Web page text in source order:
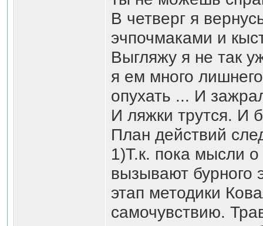
В четверг я
эчпочмаками и
Выгляжу я не так
я ем много
опухать ... И
И ляжки трутся. И
План действий
1)Т.к. пока мысли о
вызывают бурного
этап методики
самочувствию.